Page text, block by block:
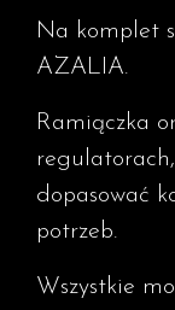
Na komplet
AZALIA.
Ramiączka
dopasować
potrzeb.
Wszystkie